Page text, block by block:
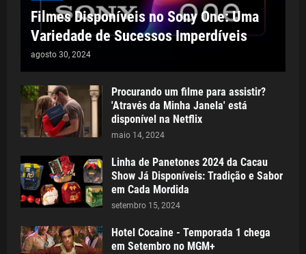
Filmes Disponíveis no Sony One: Uma
Variedade de Sucessos Imperdíveis
agosto 30, 2024
Procurando um filme para assistir?
'Através da Minha Janela' está
disponível na Netflix
maio 14, 2024
Linha de Panetones 2024 da Cacau
Show Já Disponíveis: Tradição e Sabor
em Cada Mordida
setembro 15, 2024
Hotel Cocaine - Temporada 1 chega
em Setembro no MGM+